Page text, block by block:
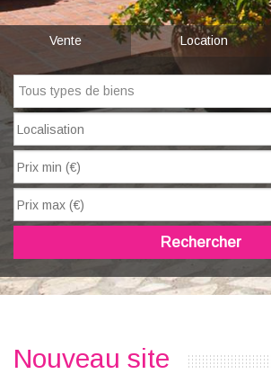
Neuf
Estimation
Recrutement
Notre équipe
Vente Location
Tous types de biens
Rechercher
Nouveau site